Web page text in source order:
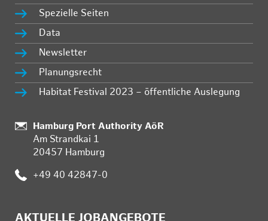
Spezielle Seiten
Data
Newsletter
Planungsrecht
Habitat Festival 2023 – öffentliche Auslegung
Standort:
Hamburg Port Authority AöR
Am Strandkai 1
20457 Hamburg
Telefon:
+49 40 42847-0
AKTUELLE JOBANGEBOTE